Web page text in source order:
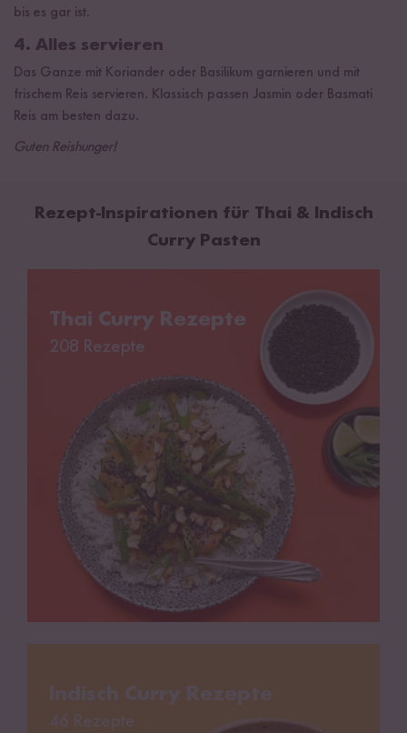
bis es gar ist.
4. Alles servieren
Das Ganze mit Koriander oder Basilikum garnieren und mit
frischem Reis servieren. Klassisch passen Jasmin oder Basmati
Reis am besten dazu.
Guten Reishunger!
Rezept-Inspirationen für Thai & Indisch
Curry Pasten
Thai Curry Rezepte
208 Rezepte
Indisch Curry Rezepte
46 Rezepte